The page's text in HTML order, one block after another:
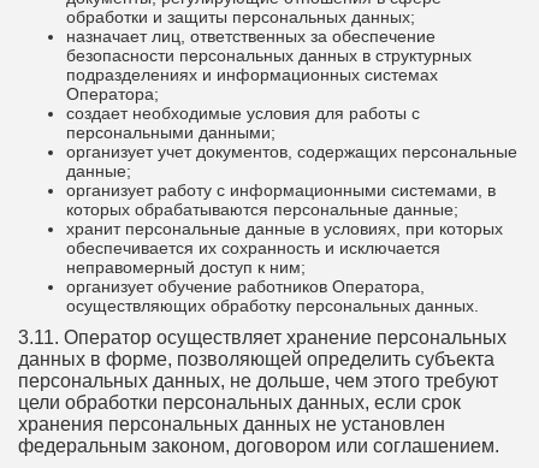
обработки и защиты персональных данных;
назначает лиц, ответственных за обеспечение
безопасности персональных данных в структурных
подразделениях и информационных системах
Оператора;
создает необходимые условия для работы с
персональными данными;
организует учет документов, содержащих персональные
данные;
организует работу с информационными системами, в
которых обрабатываются персональные данные;
хранит персональные данные в условиях, при которых
обеспечивается их сохранность и исключается
неправомерный доступ к ним;
организует обучение работников Оператора,
осуществляющих обработку персональных данных.
3.11. Оператор осуществляет хранение персональных
данных в форме, позволяющей определить субъекта
персональных данных, не дольше, чем этого требуют
цели обработки персональных данных, если срок
хранения персональных данных не установлен
федеральным законом, договором или соглашением.